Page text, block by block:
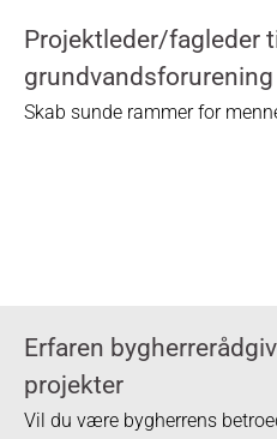
Projektleder/fagleder
grundvandsforurening
Skab sunde rammer for
Erfaren
projekter
Vil du være bygherrens